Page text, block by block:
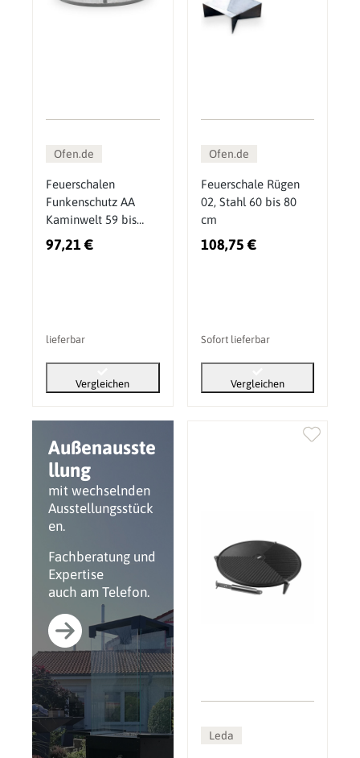
Außenausste
llung
mit wechselnden
Ausstellungsstück
en.
Fachberatung und
Expertise
auch am Telefon.
Ofen.de
Feuerschalen
Funkenschutz AA
Kaminwelt 59 bis
79cm
97,21 €
lieferbar
Vergleichen
Ofen.de
Feuerschale Rügen
02, Stahl 60 bis 80
cm
108,75 €
Sofort lieferbar
Vergleichen
Leda